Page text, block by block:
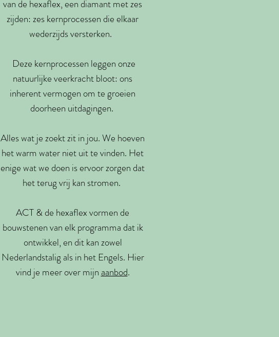
van de hexaflex, een diamant met zes
zijden: zes kernprocessen die elkaar
wederzijds versterken.
Deze kernprocessen leggen onze
natuurlijke veerkracht bloot: ons
inherent vermogen om te groeien
doorheen uitdagingen.
Alles wat je zoekt zit in jou. We hoeven
het warm water niet uit te vinden. Het
enige wat we doen is ervoor zorgen dat
het terug vrij kan stromen.
ACT & de hexaflex vormen de
bouwstenen van elk programma dat ik
ontwikkel, en dit kan zowel
Nederlandstalig als in het Engels. Hier
vind je meer over mijn aanbod.